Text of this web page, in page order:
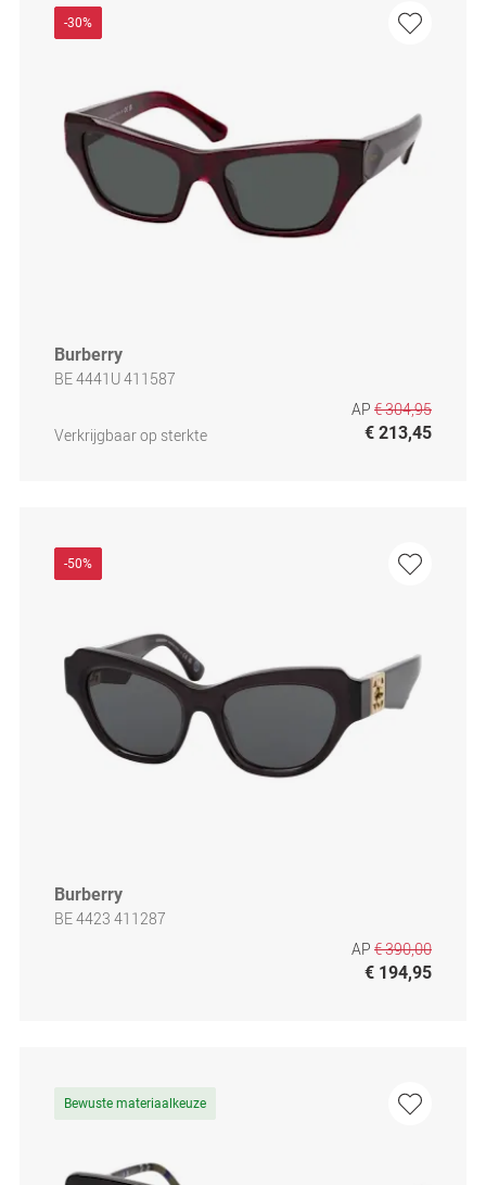
-30%
Burberry
BE 4441U 411587
Verkrijgbaar op sterkte
AP € 304,95
€ 213,45
-50%
Burberry
BE 4423 411287
AP € 390,00
€ 194,95
Bewuste materiaalkeuze